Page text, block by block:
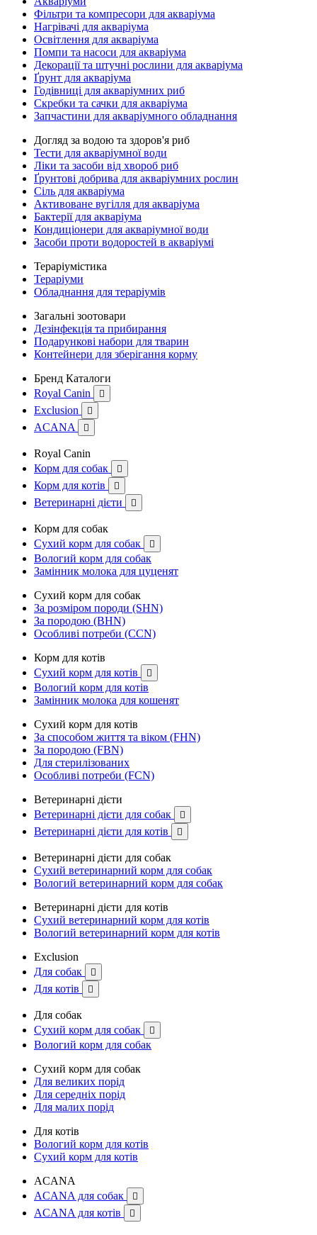
Фільтри та компресори для акваріума
Нагрівачі для акваріума
Освітлення для акваріума
Помпи та насоси для акваріума
Декорації та штучні рослини для акваріума
Ґрунт для акваріума
Годівниці для акваріумних риб
Скребки та сачки для акваріума
Запчастини для акваріумного обладнання
Догляд за водою та здоров'я риб
Тести для акваріумної води
Ліки та засоби від хвороб риб
Ґрунтові добрива для акваріумних рослин
Сіль для акваріума
Активоване вугілля для акваріума
Бактерії для акваріума
Кондиціонери для акваріумної води
Засоби проти водоростей в акваріумі
Тераріумістика
Тераріуми
Обладнання для тераріумів
Загальні зоотовари
Дезінфекція та прибирання
Подарункові набори для тварин
Контейнери для зберігання корму
Бренд Каталоги
Royal Canin

Exclusion 
ACANA 
Royal Canin
Корм для собак

Корм для котів 
Ветеринарні дієти 
Корм для собак
Сухий корм для собак

Вологий корм для собак
Замінник молока для цуценят
Сухий корм для собак
За розміром породи (SHN)
За породою (BHN)
Особливі потреби (CCN)
Корм для котів
Сухий корм для котів

Вологий корм для котів
Замінник молока для кошенят
Сухий корм для котів
За способом життя та віком (FHN)
За породою (FBN)
Для стерилізованих
Особливі потреби (FCN)
Ветеринарні дієти
Ветеринарні дієти для собак

Ветеринарні дієти для котів 
Ветеринарні дієти для собак
Сухий ветеринарний корм для собак
Вологий ветеринарний корм для собак
Ветеринарні дієти для котів
Сухий ветеринарний корм для котів
Вологий ветеринарний корм для котів
Exclusion
Для собак

Для котів 
Для собак
Сухий корм для собак

Вологий корм для собак
Сухий корм для собак
Для великих порід
Для середніх порід
Для малих порід
Для котів
Вологий корм для котів
Сухий корм для котів
ACANA
ACANA для собак

ACANA для котів 